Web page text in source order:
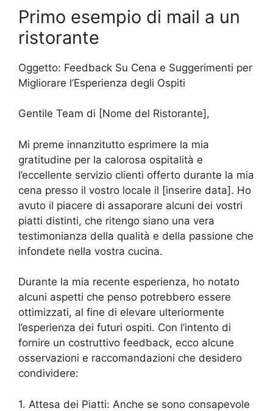
Primo esempio di mail a un
ristorante
Oggetto: Feedback Su Cena e Suggerimenti per
Migliorare l’Esperienza degli Ospiti
Gentile Team di [Nome del Ristorante],
Mi preme innanzitutto esprimere la mia
gratitudine per la calorosa ospitalità e
l’eccellente servizio clienti offerto durante la mia
cena presso il vostro locale il [inserire data]. Ho
avuto il piacere di assaporare alcuni dei vostri
piatti distinti, che ritengo siano una vera
testimonianza della qualità e della passione che
infondete nella vostra cucina.
Durante la mia recente esperienza, ho notato
alcuni aspetti che penso potrebbero essere
ottimizzati, al fine di elevare ulteriormente
l’esperienza dei futuri ospiti. Con l’intento di
fornire un costruttivo feedback, ecco alcune
osservazioni e raccomandazioni che desidero
condividere:
1. Attesa dei Piatti: Anche se sono consapevole